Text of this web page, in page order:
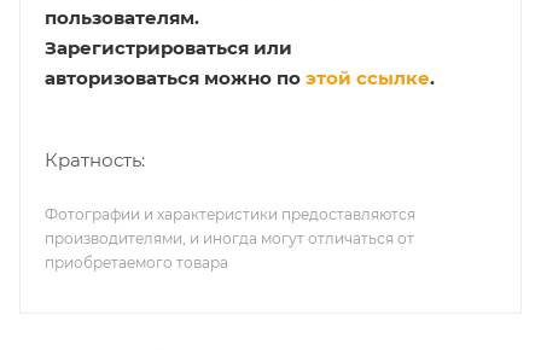
пользователям.
Зарегистрироваться или
авторизоваться можно по этой ссылке.
Кратность:
Фотографии и характеристики предоставляются
производителями, и иногда могут отличаться от
приобретаемого товара